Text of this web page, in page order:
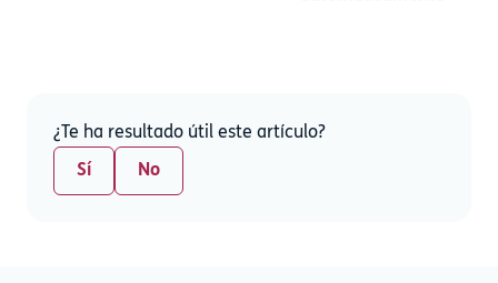
¿Te ha resultado útil este artículo?
Sí No